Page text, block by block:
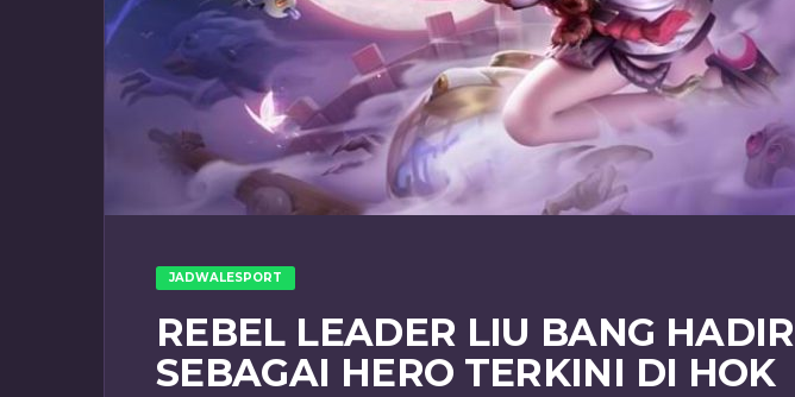
JADWALESPORT
REBEL LEADER LIU BANG HADIR
SEBAGAI HERO TERKINI DI HOK